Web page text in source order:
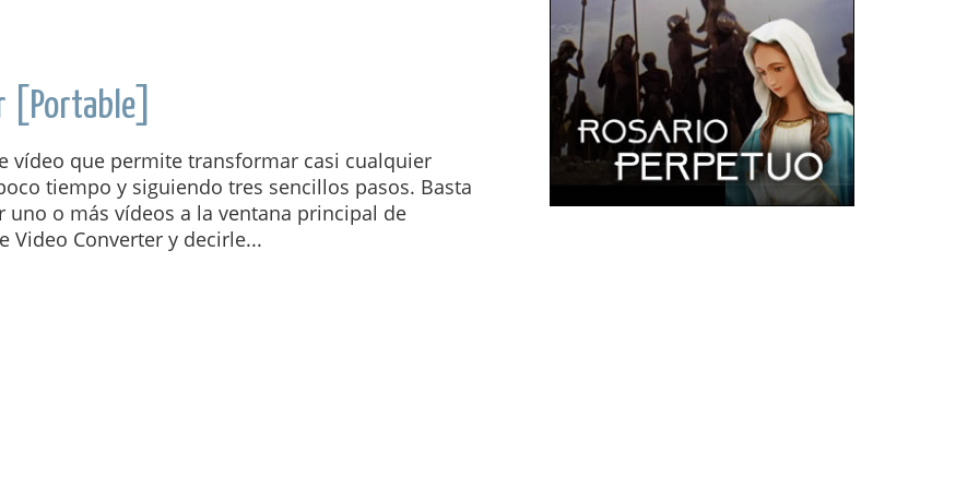
[Portable]
vídeo que permite transformar casi cualquier
tiempo y siguiendo tres sencillos pasos. Basta
uno o más vídeos a la ventana principal de
Video Converter y decirle...